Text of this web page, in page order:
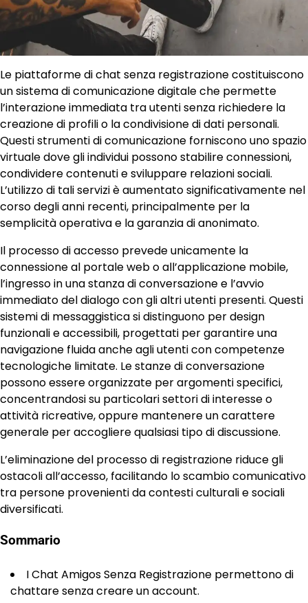
Le piattaforme di chat senza registrazione costituiscono
un sistema di comunicazione digitale che permette
l’interazione immediata tra utenti senza richiedere la
creazione di profili o la condivisione di dati personali.
Questi strumenti di comunicazione forniscono uno spazio
virtuale dove gli individui possono stabilire connessioni,
condividere contenuti e sviluppare relazioni sociali.
L’utilizzo di tali servizi è aumentato significativamente nel
corso degli anni recenti, principalmente per la
semplicità operativa e la garanzia di anonimato.
Il processo di accesso prevede unicamente la
connessione al portale web o all’applicazione mobile,
l’ingresso in una stanza di conversazione e l’avvio
immediato del dialogo con gli altri utenti presenti. Questi
sistemi di messaggistica si distinguono per design
funzionali e accessibili, progettati per garantire una
navigazione fluida anche agli utenti con competenze
tecnologiche limitate. Le stanze di conversazione
possono essere organizzate per argomenti specifici,
concentrandosi su particolari settori di interesse o
attività ricreative, oppure mantenere un carattere
generale per accogliere qualsiasi tipo di discussione.
L’eliminazione del processo di registrazione riduce gli
ostacoli all’accesso, facilitando lo scambio comunicativo
tra persone provenienti da contesti culturali e sociali
diversificati.
Sommario
I Chat Amigos Senza Registrazione permettono di
chattare senza creare un account.